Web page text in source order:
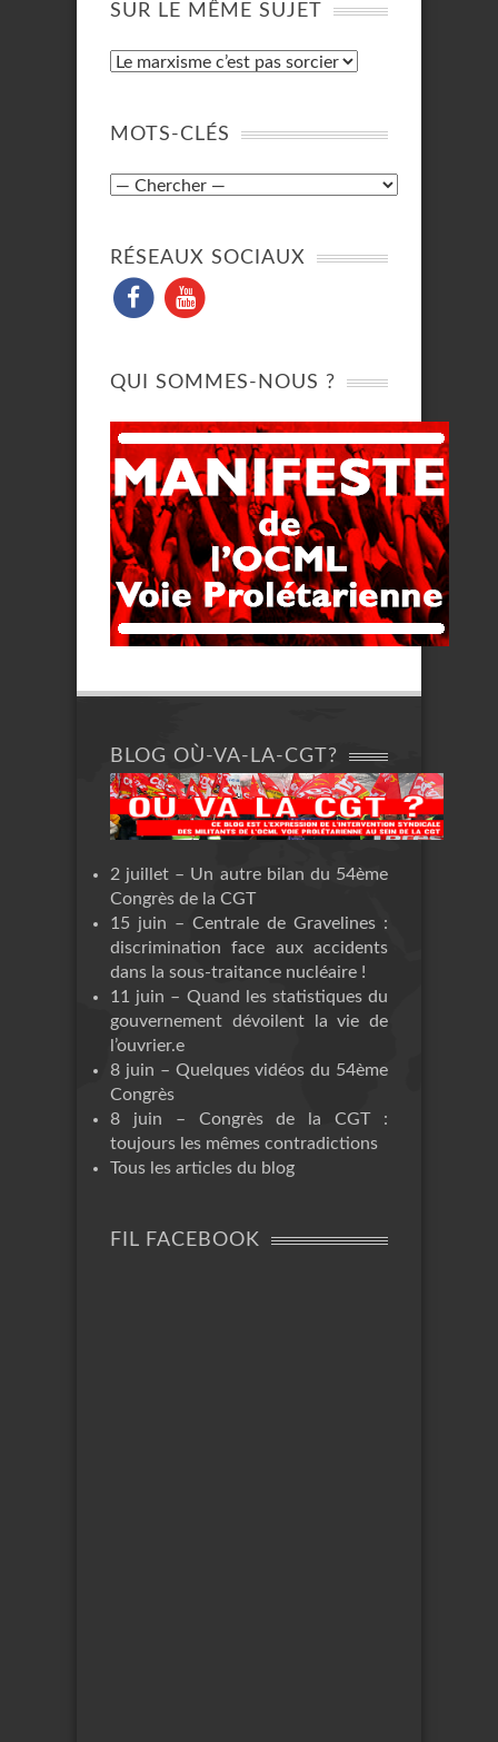
SUR LE MÊME SUJET
MOTS-CLÉS
RÉSEAUX SOCIAUX
QUI SOMMES-NOUS ?
BLOG OÙ-VA-LA-CGT?
2 juillet – Un autre bilan du 54ème
Congrès de la CGT
15 juin – Centrale de Gravelines :
discrimination face aux accidents
dans la sous-traitance nucléaire !
11 juin – Quand les statistiques du
gouvernement dévoilent la vie de
l’ouvrier.e
8 juin – Quelques vidéos du 54ème
Congrès
8 juin – Congrès de la CGT :
toujours les mêmes contradictions
Tous les articles du blog
FIL FACEBOOK